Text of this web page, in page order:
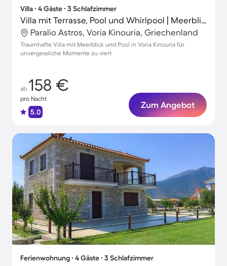
Villa ∙ 4 Gäste ∙ 3 Schlafzimmer
Villa mit Terrasse, Pool und Whirlpool | Meerblick | Ideal für Homeoffice
Paralio Astros, Voria Kinouria, Griechenland
Traumhafte Villa mit Meerblick und Pool in Voria Kinouria für
unvergessliche Momente zu viert
ab 158 €
pro Nacht
5.0
Zum Angebot
Ferienwohnung ∙ 4 Gäste ∙ 3 Schlafzimmer